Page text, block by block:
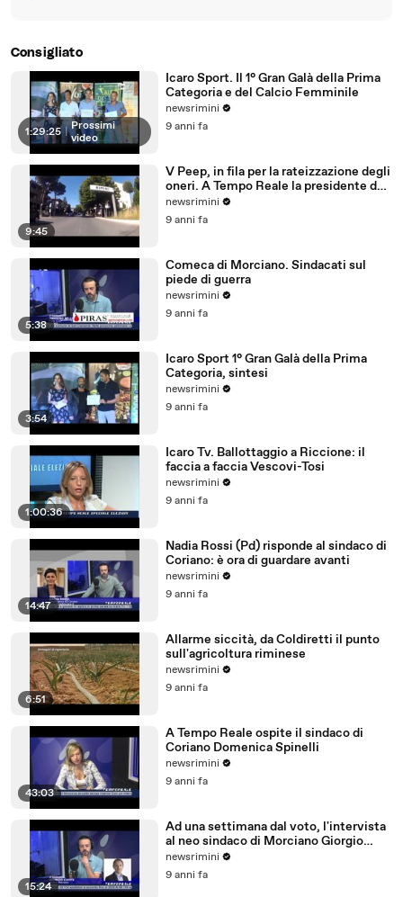
Consigliato
1:29:25 | Prossimi
video
Icaro Sport. Il 1° Gran Galà della Prima
Categoria e del Calcio Femminile
newsrimini
9 anni fa
9:45
V Peep, in fila per la rateizzazione degli
oneri. A Tempo Reale la presidente del
Comitato
newsrimini
9 anni fa
5:38
Comeca di Morciano. Sindacati sul
piede di guerra
newsrimini
9 anni fa
3:54
Icaro Sport 1° Gran Galà della Prima
Categoria, sintesi
newsrimini
9 anni fa
1:00:36
Icaro Tv. Ballottaggio a Riccione: il
faccia a faccia Vescovi-Tosi
newsrimini
9 anni fa
14:47
Nadia Rossi (Pd) risponde al sindaco di
Coriano: è ora di guardare avanti
newsrimini
9 anni fa
6:51
Allarme siccità, da Coldiretti il punto
sull'agricoltura riminese
newsrimini
9 anni fa
43:03
A Tempo Reale ospite il sindaco di
Coriano Domenica Spinelli
newsrimini
9 anni fa
15:24
Ad una settimana dal voto, l'intervista
al neo sindaco di Morciano Giorgio
Ciotti
newsrimini
9 anni fa